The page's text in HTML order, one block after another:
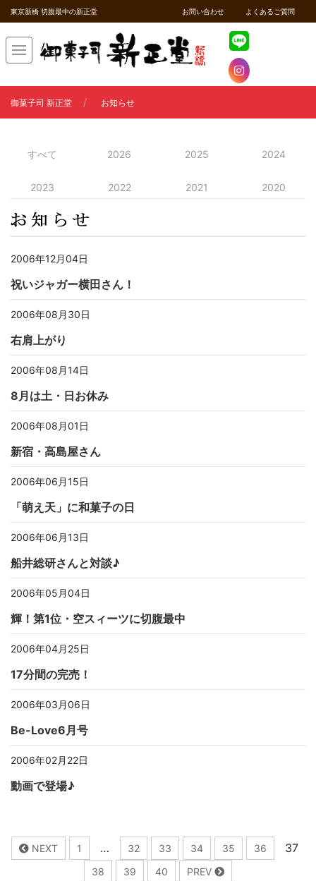
東京新橋 切腹最中の新正堂 お問い合わせ よくあるご質問
御菓子司 新正堂 お知らせ
すべて 2026 2025 2024
2023 2022 2021 2020
2006年12月04日
祝いジャガー横田さん！
2006年08月30日
右肩上がり
2006年08月14日
8月は土・日お休み
2006年08月01日
新宿・高島屋さん
2006年06月15日
「萌え天」に和菓子の日
2006年06月13日
船井総研さんと対談♪
2006年05月04日
輝！第1位・空スィーツに切腹最中
2006年04月25日
17分間の完売！
2006年03月06日
Be-Love6月号
2006年02月22日
動画で登場♪
NEXT 1 … 32 33 34 35 36 37
38 39 40 PREV